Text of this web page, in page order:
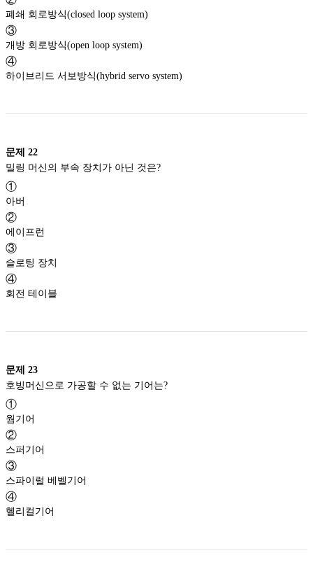
폐쇄 회로방식(closed loop system)
③
개방 회로방식(open loop system)
④
하이브리드 서보방식(hybrid servo system)
문제 22
①
아버
②
에이프런
③
슬로팅 장치
④
회전 테이블
문제 23
①
웜기어
②
스퍼기어
③
스파이럴 베벨기어
④
헬리컬기어